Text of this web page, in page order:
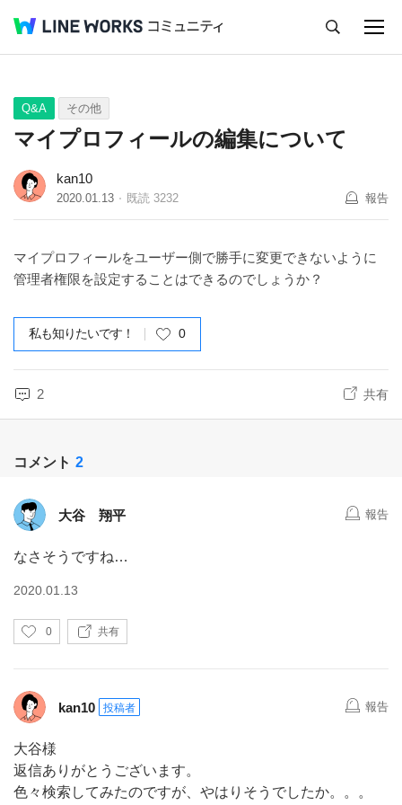
Q&A Tips Ideas
Q&A その他
マイプロフィールの編集について
kan10
2020.01.13 既読 3232 報告
マイプロフィールをユーザー側で勝手に変更できないように
管理者権限を設定することはできるのでしょうか？
私も知りたいです！ 0
2 共有
コメント 2
大谷 翔平 報告
なさそうですね…
2020.01.13
い
0 共有
kan10 投稿者 報告
大谷様
返信ありがとうございます。
色々検索してみたのですが、やはりそうでしたか。。。